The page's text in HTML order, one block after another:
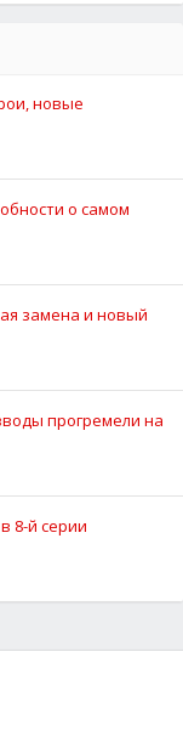
новые
о самом
замена и новый
прогремели на
8-й серии